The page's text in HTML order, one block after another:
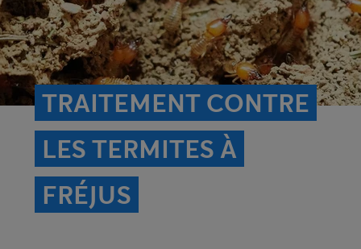
TRAITEMENT CONTRE
LES TERMITES À
FRÉJUS